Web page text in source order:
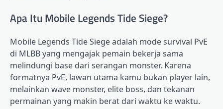
Apa Itu Mobile Legends Tide Siege?
Mobile Legends Tide Siege adalah mode survival PvE
di MLBB yang mengajak pemain bekerja sama
melindungi base dari serangan monster. Karena
formatnya PvE, lawan utama kamu bukan player lain,
melainkan wave monster, elite boss, dan tekanan
permainan yang makin berat dari waktu ke waktu.